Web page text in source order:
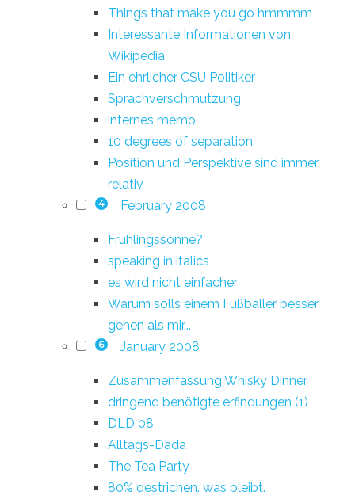
Things that make you go hmmmm
Interessante Informationen von
Wikipedia
Ein ehrlicher CSU Politiker
Sprachverschmutzung
internes memo
10 degrees of separation
Position und Perspektive sind immer
relativ
4 February 2008
Frühlingssonne?
speaking in italics
es wird nicht einfacher
Warum solls einem Fußballer besser
gehen als mir...
6 January 2008
Zusammenfassung Whisky Dinner
dringend benötigte erfindungen (1)
DLD 08
Alltags-Dada
The Tea Party
80% gestrichen. was bleibt.